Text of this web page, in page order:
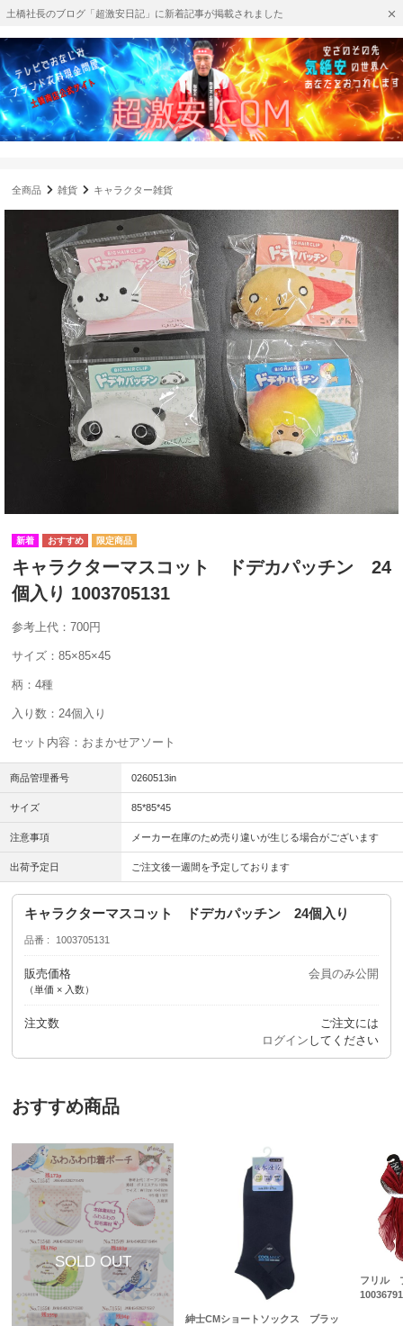
土橋社長のブログ「超激安日記」に新着記事が掲載されました
全商品 雑貨 キャラクター雑貨
キャラクターマスコット ドデカパッチン 24
個入り 1003705131
参考上代：700円
サイズ：85×85×45
柄：4種
入り数：24個入り
セット内容：おまかせアソート
商品管理番号 0260513in
サイズ 85*85*45
注意事項 メーカー在庫のため売り違いが生じる場合がございます
出荷予定日 ご注文後一週間を予定しております
キャラクターマスコット ドデカパッチン 24個入り
品番 1003705131
販売価格
（単価 × 入数）
会員のみ公開
注文数
ご注文には
ログイン してください
おすすめ商品
紳士CMショートソックス ブラッ
フリル